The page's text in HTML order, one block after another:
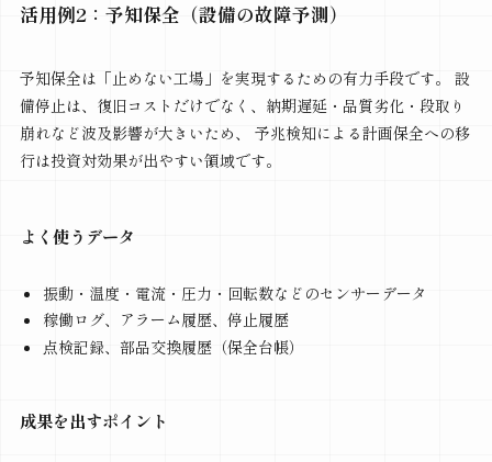
活用例2：予知保全（設備の故障予測）
予知保全は「止めない工場」を実現するための有力手段です。 設
備停止は、復旧コストだけでなく、納期遅延・品質劣化・段取り
崩れなど波及影響が大きいため、 予兆検知による計画保全への移
行は投資対効果が出やすい領域です。
よく使うデータ
振動・温度・電流・圧力・回転数などのセンサーデータ
稼働ログ、アラーム履歴、停止履歴
点検記録、部品交換履歴（保全台帳）
成果を出すポイント